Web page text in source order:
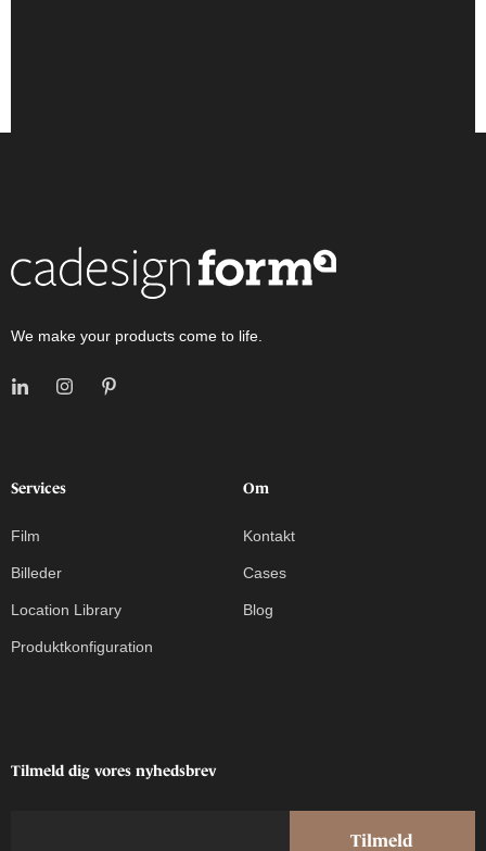
We make your products come to life.
Services
Film
Billeder
Location Library
Produktkonfiguration
Om
Kontakt
Cases
Blog
Tilmeld dig vores nyhedsbrev